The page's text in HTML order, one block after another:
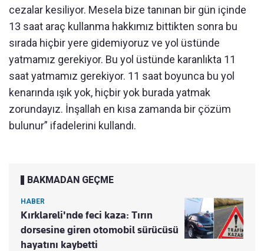
cezalar kesiliyor. Mesela bize tanınan bir gün içinde
13 saat araç kullanma hakkımız bittikten sonra bu
sırada hiçbir yere gidemiyoruz ve yol üstünde
yatmamız gerekiyor. Bu yol üstünde karanlıkta 11
saat yatmamız gerekiyor. 11 saat boyunca bu yol
kenarında ışık yok, hiçbir yok burada yatmak
zorundayız. İnşallah en kısa zamanda bir çözüm
bulunur” ifadelerini kullandı.
BAKMADAN GEÇME
HABER
Kırklareli'nde feci kaza: Tırın
dorsesine giren otomobil sürücüsü
hayatını kaybetti